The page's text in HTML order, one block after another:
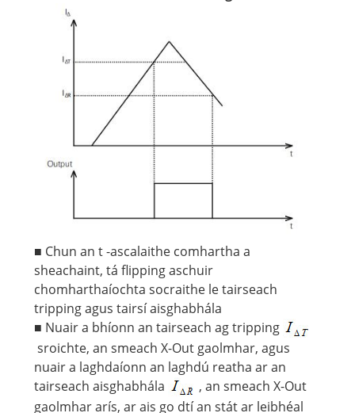
■ Chun an t -ascalaithe comhartha a
sheachaint, tá flipping aschuir
chomharthaíochta socraithe le tairseach
tripping agus tairsí aisghabhála
■ Nuair a bhíonn an tairseach ag tripping
sroichte, an smeach X-Out gaolmhar, agus
nuair a laghdaíonn an laghdú reatha ar an
tairseach aisghabhála
, an smeach X-Out
gaolmhar arís, ar ais go dtí an stát ar leibhéal